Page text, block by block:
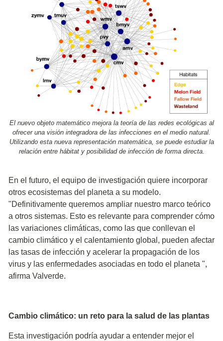
El nuevo objeto matemático mejora la teoría de las redes ecológicas al
ofrecer una visión integradora de las infecciones en el medio natural.
Utilizando esta nueva representación matemática, se puede estudiar la
relación entre hábitat y posibilidad de infección de forma directa.
En el futuro, el equipo de investigación quiere incorporar
otros ecosistemas del planeta a su modelo.
"Definitivamente queremos ampliar nuestro marco teórico
a otros sistemas. Esto es relevante para comprender cómo
las variaciones climáticas, como las que conllevan el
cambio climático y el calentamiento global, pueden afectar
las tasas de infección y acelerar la propagación de los
virus y las enfermedades asociadas en todo el planeta ",
afirma Valverde.
Cambio climático: un reto para la salud de las plantas
Esta investigación podría ayudar a entender mejor el